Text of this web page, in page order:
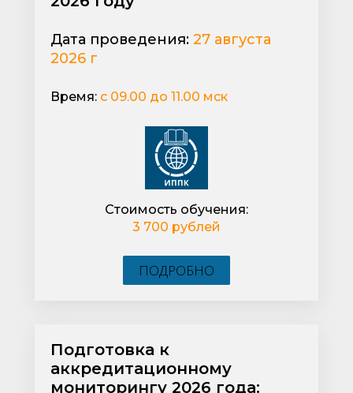
Дата проведения: 27 августа
2026 г
Время: с 09.00 до 11.00 мск
Стоимость обучения:
3 700 рублей
ПОДРОБНО
Подготовка к
аккредитационному
мониторингу 2026 года: